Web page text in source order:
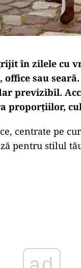
în zilele cu
sau
previzibil.
proporțiilor,
centrate pe
pentru stilul